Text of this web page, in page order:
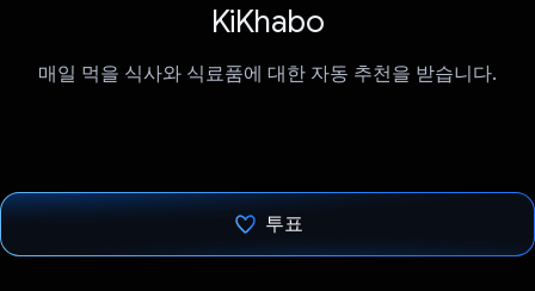
KiKhabo
매일 먹을 식사와 식료품에 대한 자동 추천을 받습니다.
투표